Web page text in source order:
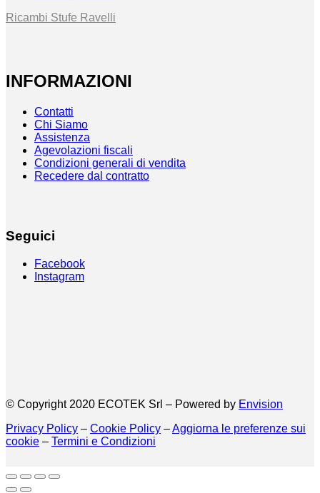
Ricambi Stufe Ravelli
INFORMAZIONI
Contatti
Chi Siamo
Assistenza
Agevolazioni fiscali
Condizioni generali di vendita
Recedere dal contratto
Seguici
Facebook
Instagram
© Copyright 2020 ECOTEK Srl – Powered by Envision
Privacy Policy – Cookie Policy –Aggiorna le preferenze sui
cookie – Termini e Condizioni